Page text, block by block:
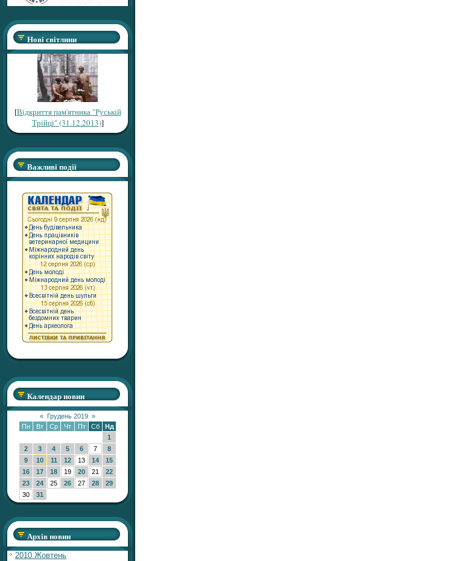
Нові світлини
[Відкриття пам'ятника "Руській
Трійці" (31.12.2013)]
Важливі події
Календар новин
« Грудень 2019 »
Пн
Вт Ср Чт Пт Сб
Нд
1
2
3 4 5 6 7
8
9
10 11 12 13 14
15
16
17 18 19 20 21
22
23
24 25 26 27 28
29
30
31
Архів новин
2010 Жовтень